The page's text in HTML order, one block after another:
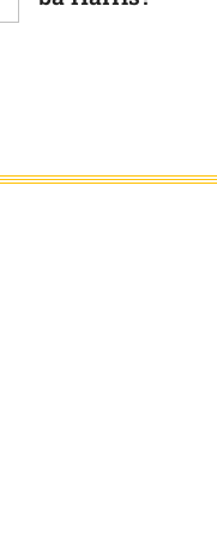
Kiev sắp xếp thời
dứt xung đột tại